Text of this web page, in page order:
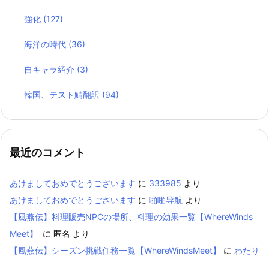
強化 (127)
海洋の時代 (36)
自キャラ紹介 (3)
韓国、テスト鯖翻訳 (94)
最近のコメント
あけましておめでとうございます に 333985 より
あけましておめでとうございます に 啪啪导航 より
【風燕伝】料理販売NPCの場所、料理の効果一覧【WhereWinds
Meet】
に 匿名 より
【風燕伝】シーズン挑戦任務一覧【WhereWindsMeet】
に わたり